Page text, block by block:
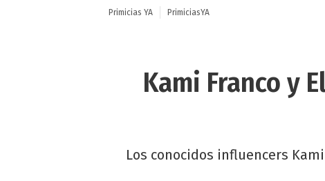
Primicias YA PrimiciasYA
Kami Franco y
Los conocidos influencers